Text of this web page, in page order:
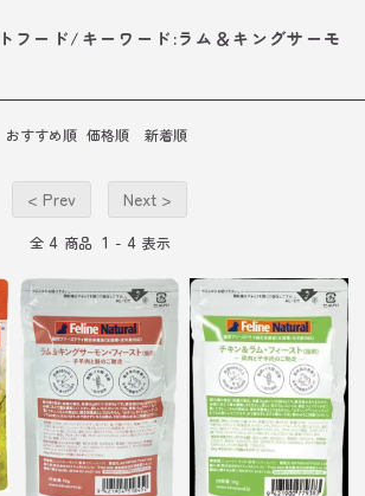
フード/キーワード:ラム＆キングサーモ
おすすめ順 価格順 新着順
< Prev Next >
全 4 商品 1 - 4 表示